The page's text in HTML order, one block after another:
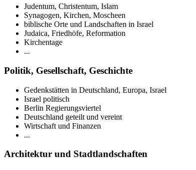
Judentum, Christentum, Islam
Synagogen, Kirchen, Moscheen
biblische Orte und Landschaften in Israel
Judaica, Friedhöfe, Reformation
Kirchentage
...
Politik, Gesellschaft, Geschichte
Gedenkstätten in Deutschland, Europa, Israel
Israel politisch
Berlin Regierungsviertel
Deutschland geteilt und vereint
Wirtschaft und Finanzen
...
Architektur und Stadtlandschaften